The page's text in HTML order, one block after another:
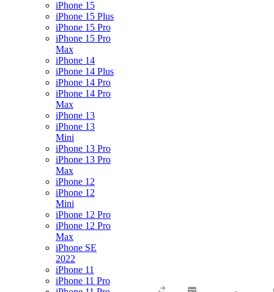
iPhone 15
iPhone 15 Plus
iPhone 15 Pro
iPhone 15 Pro
Max
iPhone 14
iPhone 14 Plus
iPhone 14 Pro
iPhone 14 Pro
Max
iPhone 13
iPhone 13
Mini
iPhone 13 Pro
iPhone 13 Pro
Max
iPhone 12
iPhone 12
Mini
iPhone 12 Pro
iPhone 12 Pro
Max
iPhone SE
2022
iPhone 11
iPhone 11 Pro